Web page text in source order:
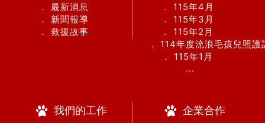
． 最新消息
． 新聞報導
． 救援故事
． 115年4月
． 115年3月
． 115年2月
． 114年度流浪毛孩兒照
． 115年1月
...
我們的工作
企業合作